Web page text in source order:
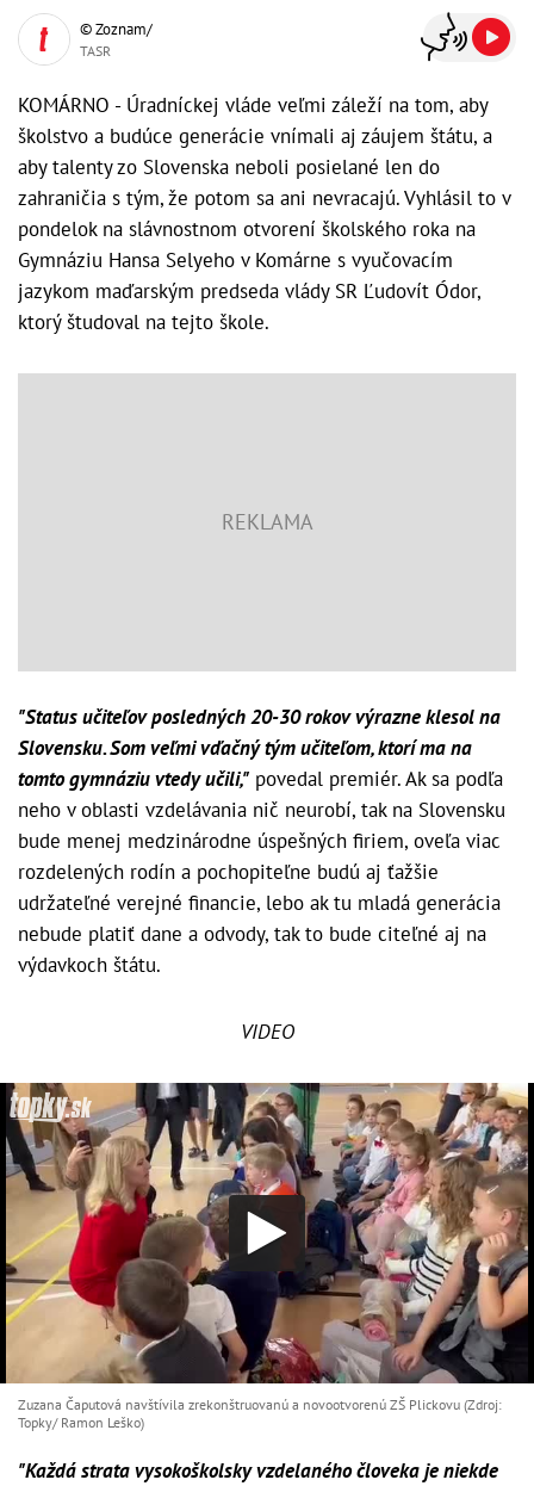
© Zoznam/
TASR
KOMÁRNO - Úradníckej vláde veľmi záleží na tom, aby
školstvo a budúce generácie vnímali aj záujem štátu, a
aby talenty zo Slovenska neboli posielané len do
zahraničia s tým, že potom sa ani nevracajú. Vyhlásil to v
pondelok na slávnostnom otvorení školského roka na
Gymnáziu Hansa Selyeho v Komárne s vyučovacím
jazykom maďarským predseda vlády SR Ľudovít Ódor,
ktorý študoval na tejto škole.
"Status učiteľov posledných 20-30 rokov výrazne klesol na
Slovensku. Som veľmi vďačný tým učiteľom, ktorí ma na
tomto gymnáziu vtedy učili," povedal premiér. Ak sa podľa
neho v oblasti vzdelávania nič neurobí, tak na Slovensku
bude menej medzinárodne úspešných firiem, oveľa viac
rozdelených rodín a pochopiteľne budú aj ťažšie
udržateľné verejné financie, lebo ak tu mladá generácia
nebude platiť dane a odvody, tak to bude citeľné aj na
výdavkoch štátu.
VIDEO
Zuzana Čaputová navštívila zrekonštruovanú a novootvorenú ZŠ Plickovu (Zdroj:
Topky/ Ramon Leško)
"Každá strata vysokoškolsky vzdelaného človeka je niekde